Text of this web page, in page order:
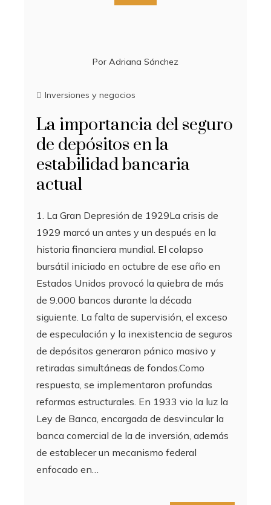
Por Adriana Sánchez
Inversiones y negocios
La importancia del seguro
de depósitos en la
estabilidad bancaria
actual
1. La Gran Depresión de 1929La crisis de
1929 marcó un antes y un después en la
historia financiera mundial. El colapso
bursátil iniciado en octubre de ese año en
Estados Unidos provocó la quiebra de más
de 9.000 bancos durante la década
siguiente. La falta de supervisión, el exceso
de especulación y la inexistencia de seguros
de depósitos generaron pánico masivo y
retiradas simultáneas de fondos.Como
respuesta, se implementaron profundas
reformas estructurales. En 1933 vio la luz la
Ley de Banca, encargada de desvincular la
banca comercial de la de inversión, además
de establecer un mecanismo federal
enfocado en…